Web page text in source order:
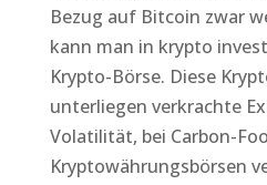
Bezug auf Bitcoin zwar
kann man in krypto
Krypto-Börse. Diese
unterliegen verkrachte
Volatilität, bei Carbon-
Kryptowährungsbörsen